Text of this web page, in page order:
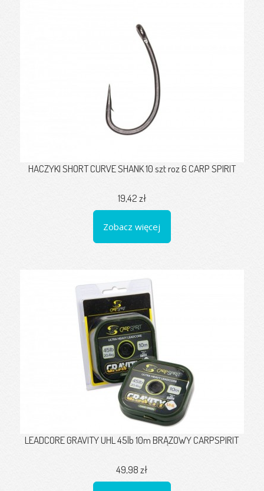
HACZYKI SHORT CURVE SHANK 10 szt roz 6 CARP SPIRIT
19,42 zł
Zobacz więcej
LEADCORE GRAVITY UHL 45lb 10m BRĄZOWY CARPSPIRIT
49,98 zł